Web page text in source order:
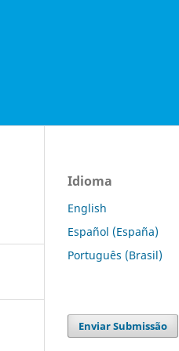
Idioma
English
Español (España)
Português (Brasil)
Enviar Submissão